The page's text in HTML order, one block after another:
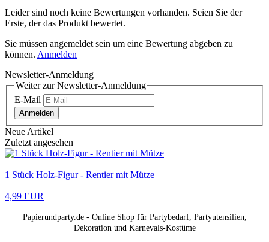
Leider sind noch keine Bewertungen vorhanden. Seien Sie der
Erste, der das Produkt bewertet.
Sie müssen angemeldet sein um eine Bewertung abgeben zu
können. Anmelden
Newsletter-Anmeldung
Weiter zur Newsletter-Anmeldung
E-Mail
Anmelden
Neue Artikel
Zuletzt angesehen
1 Stück Holz-Figur - Rentier mit Mütze
4,99 EUR
Papierundparty.de - Online Shop für Partybedarf, Partyutensilien,
Dekoration und Karnevals-Kostüme